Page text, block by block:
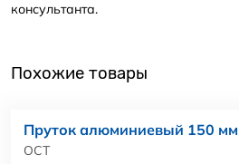
консультанта.
Похожие товары
Пруток алюминиевый 150
ОСТ